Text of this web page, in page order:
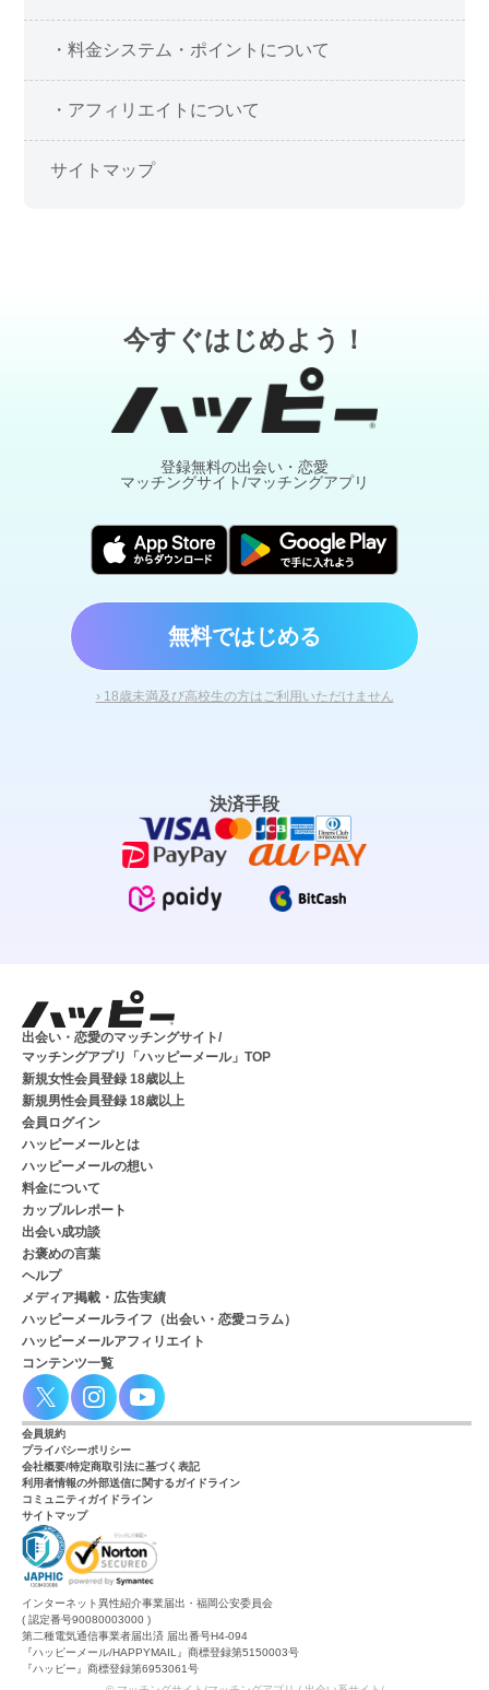
・料金システム・ポイントについて
・アフィリエイトについて
サイトマップ
今すぐはじめよう！
登録無料の出会い・恋愛
マッチングサイト/マッチングアプリ
無料ではじめる
› 18歳未満及び高校生の方はご利用いただけません
決済手段
出会い・恋愛のマッチングサイト/
マッチングアプリ「ハッピーメール」TOP
新規女性会員登録 18歳以上
新規男性会員登録 18歳以上
会員ログイン
ハッピーメールとは
ハッピーメールの想い
料金について
カップルレポート
出会い成功談
お褒めの言葉
ヘルプ
メディア掲載・広告実績
ハッピーメールライフ（出会い・恋愛コラム）
ハッピーメールアフィリエイト
コンテンツ一覧
会員規約
プライバシーポリシー
会社概要/特定商取引法に基づく表記
利用者情報の外部送信に関するガイドライン
コミュニティガイドライン
サイトマップ
インターネット異性紹介事業届出・福岡公安委員会
( 認定番号90080003000 )
第二種電気通信事業者届出済 届出番号H4-094
『ハッピーメール/HAPPYMAIL』商標登録第5150003号
『ハッピー』商標登録第6953061号